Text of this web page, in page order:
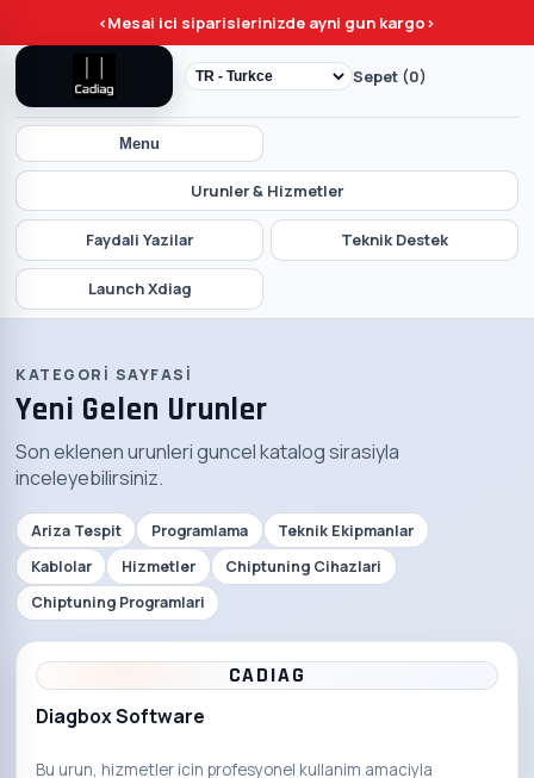
<Mesai ici siparislerinizde ayni gun kargo>
Menu
Urunler & Hizmetler
Faydali Yazilar Teknik Destek
Launch Xdiag
Sepet (0)
KATEGORI SAYFASI
Yeni Gelen Urunler
Son eklenen urunleri guncel katalog sirasiyla
inceleyebilirsiniz.
Ariza Tespit Programlama
Teknik Ekipmanlar
Kablolar
Hizmetler
Chiptuning Cihazlari
Chiptuning Programlari
CADIAG
Diagbox Software
Bu urun, hizmetler icin profesyonel kullanim amaciyla